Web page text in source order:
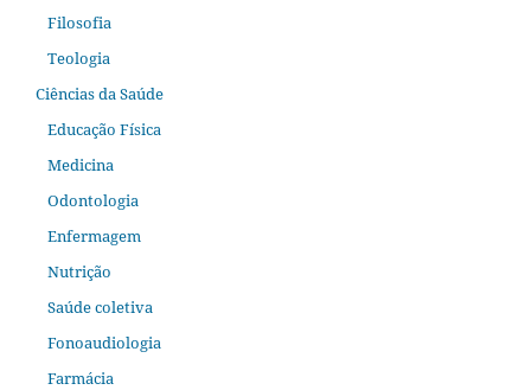
Filosofia
Teologia
Ciências da Saúde
Educação Física
Medicina
Odontologia
Enfermagem
Nutrição
Saúde coletiva
Fonoaudiologia
Farmácia